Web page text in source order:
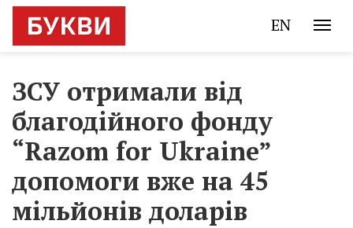
EN
ЗСУ отримали від
благодійного фонду
“Razom for Ukraine”
допомоги вже на 45
мільйонів доларів